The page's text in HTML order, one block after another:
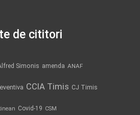
de cititori
Simonis amenda ANAF
CCIA Timis CJ Timis
Covid-19 CSM